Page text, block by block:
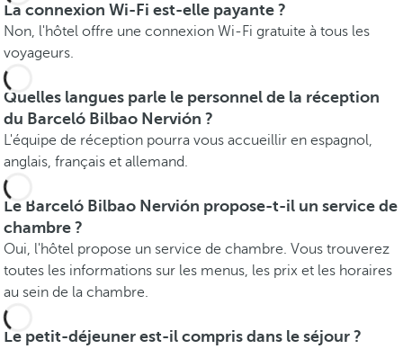
La connexion Wi-Fi est-elle payante ?
Non, l'hôtel offre une connexion Wi-Fi gratuite à tous les
voyageurs.
Quelles langues parle le personnel de la réception
du Barceló Bilbao Nervión ?
L'équipe de réception pourra vous accueillir en espagnol,
anglais, français et allemand.
Le Barceló Bilbao Nervión propose-t-il un service de
chambre ?
Oui, l'hôtel propose un service de chambre. Vous trouverez
toutes les informations sur les menus, les prix et les horaires
au sein de la chambre.
Le petit-déjeuner est-il compris dans le séjour ?